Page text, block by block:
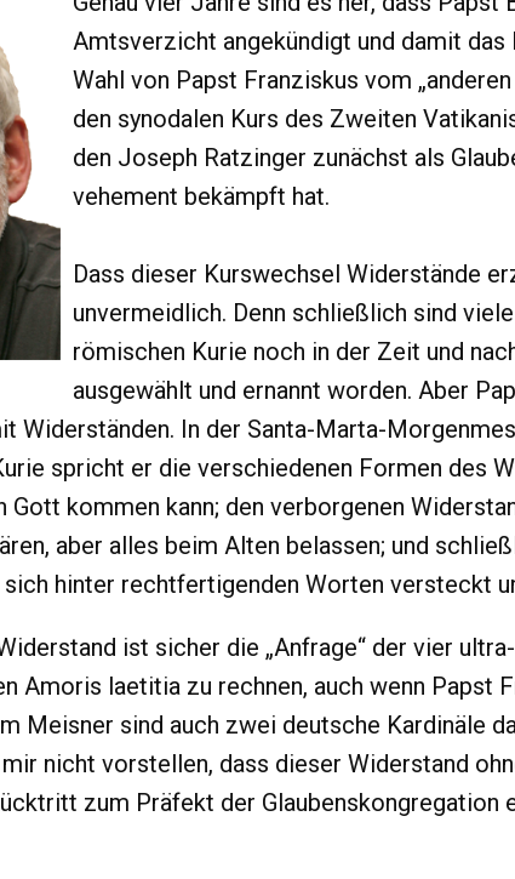
Amtsverzicht angekündigt und damit
Wahl von Papst Franziskus vom
den synodalen Kurs des Zweiten
den Joseph Ratzinger zunächst als
vehement bekämpft hat.
Dass dieser Kurswechsel Widerstände
unvermeidlich. Denn schließlich sind
römischen Kurie noch in der Zeit und
ausgewählt und ernannt worden. Aber
Widerständen. In der Santa-Marta-
spricht er die verschiedenen Formen des
Gott kommen kann; den verborgenen
aber alles beim Alten belassen; und
hinter rechtfertigenden Worten versteckt
ist sicher die „Anfrage“ der vier
Amoris laetitia zu rechnen, auch wenn
Meisner sind auch zwei deutsche Kardinäle
nicht vorstellen, dass dieser Widerstand
zum Präfekt der Glaubenskongregation